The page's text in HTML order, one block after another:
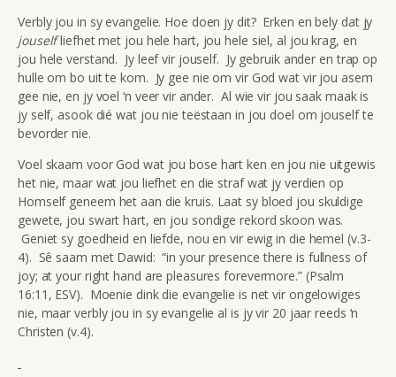
Verbly jou in sy evangelie. Hoe doen jy dit? Erken en bely dat jy
jouselfliefhet met jou hele hart, jou hele siel, al jou krag, en
jou hele verstand. Jy leef vir jouself. Jy gebruik ander en trap op
hulle om bo uit te kom. Jy gee nie om vir God wat vir jou asem
gee nie, en jy voel ‘n veer vir ander. Al wie vir jou saak maak is
jy self, asook dié wat jou nie teëstaan in jou doel om jouself te
bevorder nie.
Voel skaam voor God wat jou bose hart ken en jou nie uitgewis
het nie, maar wat jou liefhet en die straf wat jy verdien op
Homself geneem het aan die kruis. Laat sy bloed jou skuldige
gewete, jou swart hart, en jou sondige rekord skoon was.
Geniet sy goedheid en liefde, nou en vir ewig in die hemel (v.3-
4). Sê saam met Dawid: “in your presence there is fullness of
joy; at your right hand are pleasures forevermore.” (Psalm
16:11, ESV). Moenie dink die evangelie is net vir ongelowiges
nie, maar verbly jou in sy evangelie al is jy vir 20 jaar reeds ‘n
Christen (v.4).